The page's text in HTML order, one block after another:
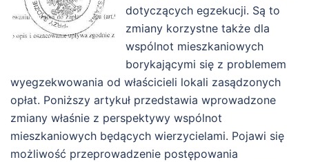
dotyczących egzekucji. Są to
zmiany korzystne także dla
wspólnot mieszkaniowych
borykającymi się z problemem
wyegzekwowania od właścicieli lokali zasądzonych
opłat. Poniższy artykuł przedstawia wprowadzone
zmiany właśnie z perspektywy wspólnot
mieszkaniowych będących wierzycielami. Pojawi się
możliwość przeprowadzenie postępowania